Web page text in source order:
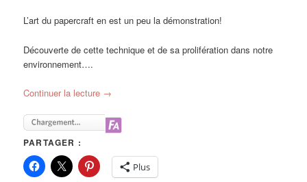
L’art du papercraft en est un peu la démonstration!
Découverte de cette technique et de sa prolifération dans notre
environnement….
Continuer la lecture →
PARTAGER :
Plus